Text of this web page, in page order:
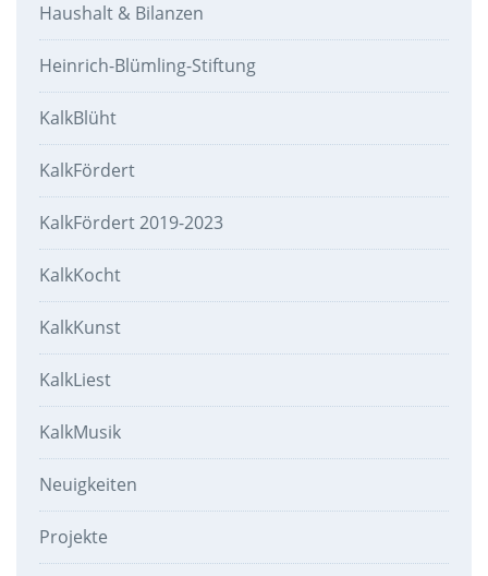
Haushalt & Bilanzen
Heinrich-Blümling-Stiftung
KalkBlüht
KalkFördert
KalkFördert 2019-2023
KalkKocht
KalkKunst
KalkLiest
KalkMusik
Neuigkeiten
Projekte